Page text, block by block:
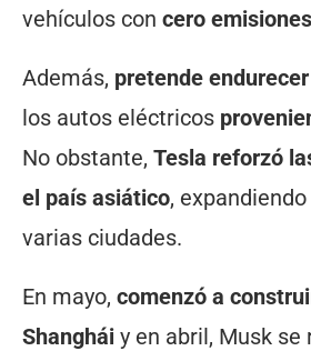
vehículos con cero emisiones
Además, pretende
los autos eléctricos
No obstante, Tesla reforzó
el país asiático,
varias ciudades.
En mayo, comenzó a
Shanghái y en abril, Musk se